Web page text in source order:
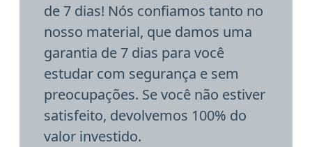
de 7 dias! Nós confiamos tanto no
nosso material, que damos uma
garantia de 7 dias para você
estudar com segurança e sem
preocupações. Se você não estiver
satisfeito, devolvemos 100% do
valor investido.